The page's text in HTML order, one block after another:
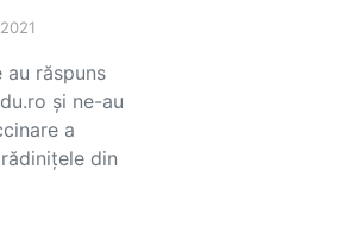
răspuns
și ne-au
a
din